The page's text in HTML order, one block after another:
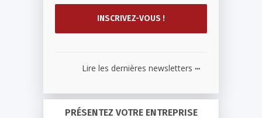
Lire les dernières newsletters ...
PRÉSENTEZ VOTRE ENTREPRISE